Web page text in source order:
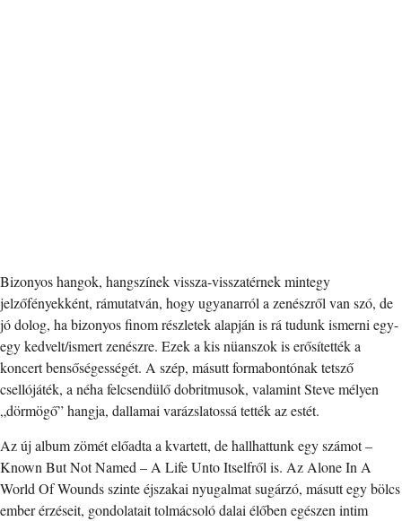
Bizonyos hangok, hangszínek vissza-visszatérnek mintegy
jelzőfényekként, rámutatván, hogy ugyanarról a zenészről van szó, de
jó dolog, ha bizonyos finom részletek alapján is rá tudunk ismerni egy-
egy kedvelt/ismert zenészre. Ezek a kis nüanszok is erősítették a
koncert bensőségességét. A szép, másutt formabontónak tetsző
csellójáték, a néha felcsendülő dobritmusok, valamint Steve mélyen
„dörmögő” hangja, dallamai varázslatossá tették az estét.
Az új album zömét előadta a kvartett, de hallhattunk egy számot –
Known But Not Named – A Life Unto Itselfről is. Az Alone In A
World Of Wounds szinte éjszakai nyugalmat sugárzó, másutt egy bölcs
ember érzéseit, gondolatait tolmácsoló dalai élőben egészen intim